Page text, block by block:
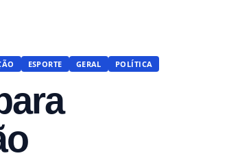
ESPORTE GERAL POLÍTICA